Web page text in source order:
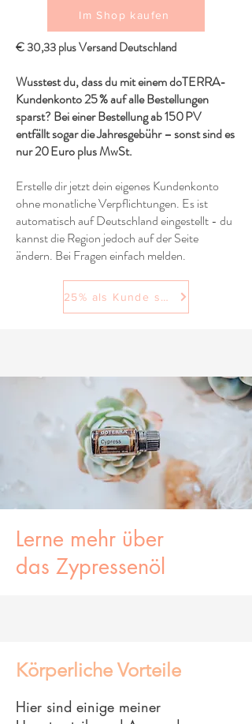
Im Shop kaufen
€ 30,33 plus Versand Deutschland
Wusstest du, dass du mit einem doTERRA-
Kundenkonto 25 % auf alle Bestellungen
sparst? Bei einer Bestellung ab 150 PV
entfällt sogar die Jahresgebühr – sonst sind es
nur 20 Euro plus MwSt.
Erstelle dir jetzt dein eigenes Kundenkonto
ohne monatliche Verpflichtungen. Es ist
automatisch auf Deutschland eingestellt - du
kannst die Region jedoch auf der Seite
ändern. Bei Fragen einfach melden.
25% als Kunde sparen
Lerne mehr über
das Zypressenöl
Körperliche Vorteile
Hier sind einige meiner